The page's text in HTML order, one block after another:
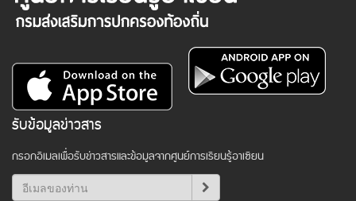
รับข้อมูลข่าวสาร
กรอกอีเมลเพื่อรับข่าวสารและข้อมูลจากศูนย์การเรียนรู้อาเซียน